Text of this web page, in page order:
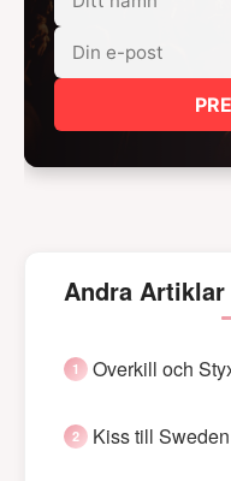
Andra
Overkill och
Kiss till